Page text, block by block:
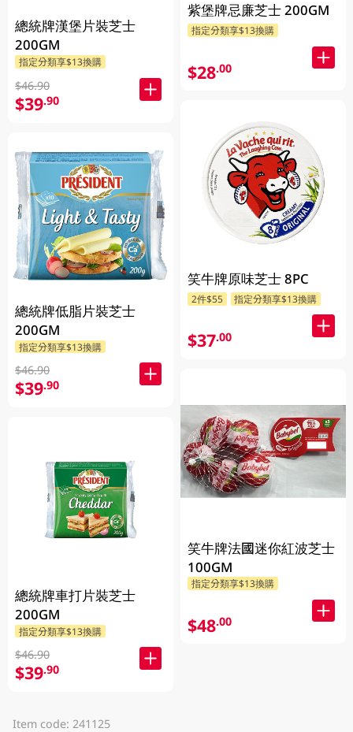
總統牌漢堡片裝芝士
200GM
指定分類享$13換購
$46.90
$39.90
總統牌低脂片裝芝士
200GM
指定分類享$13換購
$46.90
$39.90
總統牌車打片裝芝士
200GM
指定分類享$13換購
$46.90
$39.90
紫堡牌忌廉芝士 200GM
指定分類享$13換購
$28.00
笑牛牌原味芝士 8PC
2件$55 指定分類享$13換購
$37.00
笑牛牌法國迷你紅波芝士
100GM
指定分類享$13換購
$48.00
Item code: 241125